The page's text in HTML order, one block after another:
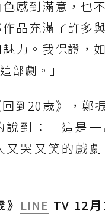
感到滿意，也
品充滿了許多
力。我保證，
部劇。」
到20歲》，鄭
說到：「這是
又哭又笑的戲
LINE TV 12